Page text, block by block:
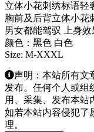
立体小花刺绣标语轻
胸前及后背立体小花
男女都能驾驭 上身效
颜色：黑色 白色
Size: M-XXXL
声明：本站所有文
发布。任何个人或组
用、采集、发布本站
如若本站内容侵犯了
理。